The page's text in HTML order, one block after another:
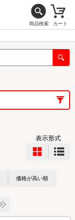
商品検索 カート
表示形式
価格が高い順